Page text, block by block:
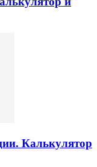
Калькулятор